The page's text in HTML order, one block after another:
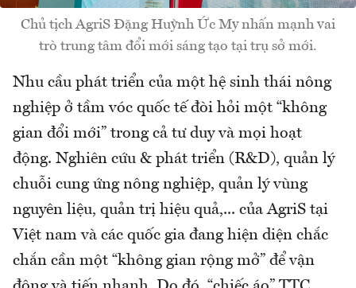
Chủ tịch AgriS Đặng Huỳnh Ức My nhấn mạnh vai
trò trung tâm đổi mới sáng tạo tại trụ sở mới.
Nhu cầu phát triển của một hệ sinh thái nông
nghiệp ở tầm vóc quốc tế đòi hỏi một “không
gian đổi mới” trong cả tư duy và mọi hoạt
động. Nghiên cứu & phát triển (R&D), quản lý
chuỗi cung ứng nông nghiệp, quản lý vùng
nguyên liệu, quản trị hiệu quả,... của AgriS tại
Việt nam và các quốc gia đang hiện diện chắc
chắn cần một “không gian rộng mở” để vận